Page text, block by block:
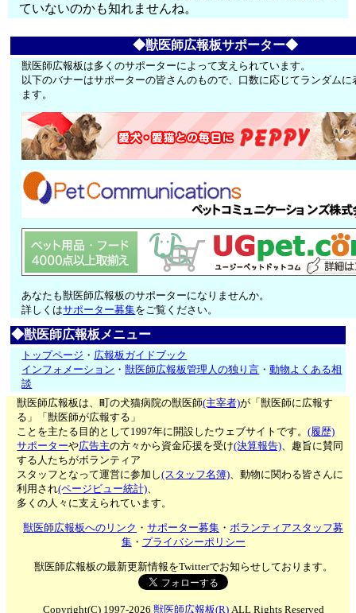
ていないのかも知れませんね。
◆獣医師広報板サポーター◆
獣医師広報板は多くのサポーターによって支えられています。
以下のバナーはサポーターの皆さんのもので、口数に応じてランダムに
ます。
あなたも獣医師広報板のサポーターになりませんか。
詳しくはサポーター募集をご覧ください。
◆獣医師広報板メニュー
トップページ ・ 広報板ガイドブック
インフォメーション ・獣医師広報板管理人の独り言 ・動物よくある相
談
獣医師広報板は、町の犬猫病院の獣医師(主宰者)が「獣医師に広報す
る」「獣医師が広報する」
ことを主たる目的として1997年に開設したウェブサイトです。(履歴)
サポーターや広告主の方々から資金応援を受け(決算報告)、趣旨に賛同
する人たちがボランティア
スタッフとなって運営に参加し(スタッフ名簿)、動物に関わる皆さんに
利用され(ページビュー統計)、
多くの人々に支えられています。
獣医師広報板へのリンク ・サポーター募集 ・ボランティアスタッフ募
集・ プライバシーポリシー
獣医師広報板の最新更新情報をTwitterでお知らせしております。
Copyright(C) 1997-2026 獣医師広報板(R)ALL Rights Reserved